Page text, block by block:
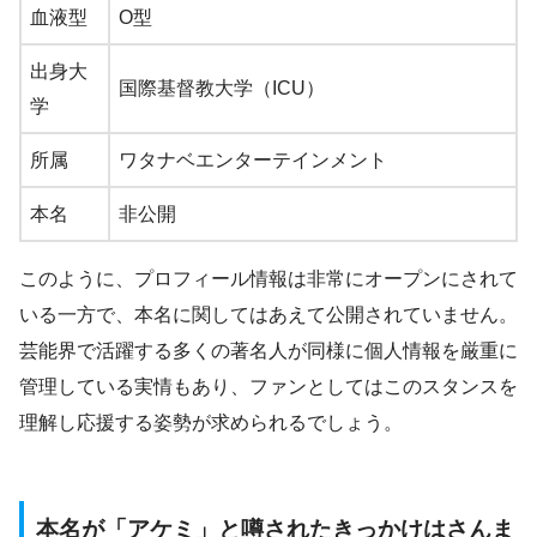
血液型 O型
出身大
学
国際基督教大学（ICU）
所属 ワタナベエンターテインメント
本名 非公開
このように、プロフィール情報は非常にオープンにされて
いる一方で、本名に関してはあえて公開されていません。
芸能界で活躍する多くの著名人が同様に個人情報を厳重に
管理している実情もあり、ファンとしてはこのスタンスを
理解し応援する姿勢が求められるでしょう。
本名が「アケミ」と噂されたきっかけはさんま